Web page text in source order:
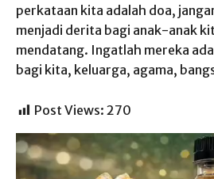
perkataan kita adalah doa,
menjadi derita bagi anak-anak
mendatang. Ingatlah mereka
bagi kita, keluarga, agama,
Post Views: 270